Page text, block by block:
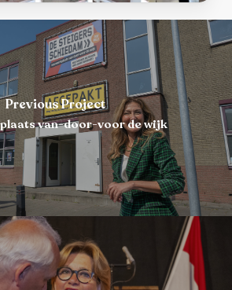
Previous Project
van-door-voor de wijk